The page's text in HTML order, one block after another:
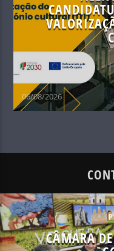
06/08/2026
CÂMARA